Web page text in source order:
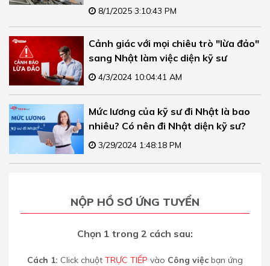
8/1/2025 3:10:43 PM
Cảnh giác với mọi chiêu trò "lừa đảo"
sang Nhật làm việc diện kỹ sư
4/3/2024 10:04:41 AM
Mức lương của kỹ sư đi Nhật là bao
nhiêu? Có nên đi Nhật diện kỹ sư?
3/29/2024 1:48:18 PM
NỘP HỒ SƠ ỨNG TUYỂN
Chọn 1 trong 2 cách sau:
Cách 1: Click chuột TRỰC TIẾP vào Công việc bạn ứng